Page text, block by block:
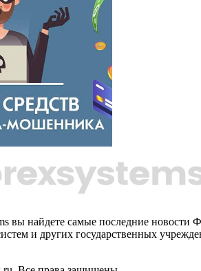
вы найдете самые последние
и других государственных